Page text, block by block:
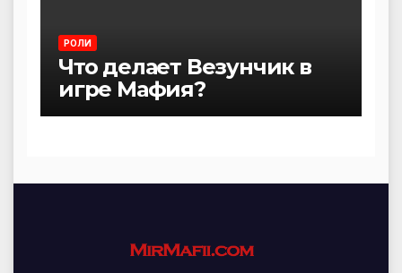
РОЛИ
Что делает Везунчик в
игре Мафия?